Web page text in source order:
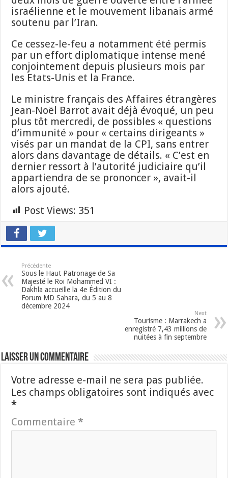
israélienne et le mouvement libanais armé
soutenu par l’Iran.
Ce cessez-le-feu a notamment été permis
par un effort diplomatique intense mené
conjointement depuis plusieurs mois par
les Etats-Unis et la France.
Le ministre français des Affaires étrangères
Jean-Noël Barrot avait déjà évoqué, un peu
plus tôt mercredi, de possibles « questions
d’immunité » pour « certains dirigeants »
visés par un mandat de la CPI, sans entrer
alors dans davantage de détails. « C’est en
dernier ressort à l’autorité judiciaire qu’il
appartiendra de se prononcer », avait-il
alors ajouté.
Post Views: 351
Précédente
Sous le Haut Patronage de Sa
Majesté le Roi Mohammed VI :
Dakhla accueille la 4e Édition du
Forum MD Sahara, du 5 au 8
décembre 2024
Next
Tourisme : Marrakech a
enregistré 7,43 millions de
nuitées à fin septembre
Laisser un commentaire
Votre adresse e-mail ne sera pas publiée.
Les champs obligatoires sont indiqués avec
*
Commentaire*